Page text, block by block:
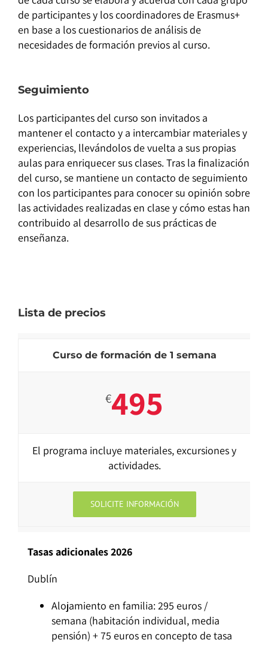
de participantes y los coordinadores de Erasmus+
en base a los cuestionarios de análisis de
necesidades de formación previos al curso.
Seguimiento
Los participantes del curso son invitados a
mantener el contacto y a intercambiar materiales y
experiencias, llevándolos de vuelta a sus propias
aulas para enriquecer sus clases. Tras la finalización
del curso, se mantiene un contacto de seguimiento
con los participantes para conocer su opinión sobre
las actividades realizadas en clase y cómo estas han
contribuido al desarrollo de sus prácticas de
enseñanza.
Lista de precios
Curso de formación de 1 semana
€495
El programa incluye materiales, excursiones y
actividades.
SOLICITE INFORMACIÓN
Tasas adicionales 2026
Dublín
Alojamiento en familia: 295 euros /
semana (habitación individual, media
pensión) + 75 euros en concepto de tasa